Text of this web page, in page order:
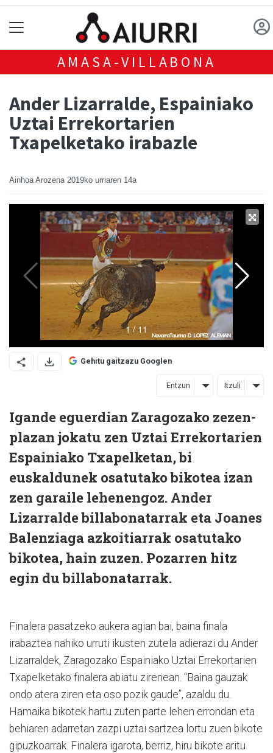
AMASA-VILLABONA
Ander Lizarralde, Espainiako
Uztai Errekortarien
Txapelketako irabazle
Ainhoa Arozena 2019ko urriaren 14a
Gehitu gaitzazu Googlen
Entzun Itzuli
Igande eguerdian Zaragozako zezen-
plazan jokatu zen Uztai Errekortarien
Espainiako Txapelketan, bi
euskaldunek osatutako bikotea izan
zen garaile lehenengoz. Ander
Lizarralde billabonatarrak eta Joanes
Balenziaga azkoitiarrak osatutako
bikotea, hain zuzen. Pozarren hitz
egin du billabonatarrak.
Finalera pasatzeko aukera agian bai, baina finala
irabaztea nahiko urruti ikusten zutela adierazi du Ander
Lizarraldek, Zaragozako Espainiako Uztai Errekortarien
Txapelketako finalera abiatu zirenean. “Baina gauzak
ondo atera ziren eta oso pozik gaude”, azaldu du.
Hamaika bikotek hartu zuten parte lehen errondan eta
behiaren adarretan zazpi uztai sartzea lortu zuen bikote
gipuzkoarrak. Finalera igarota, berriz, hiru bikote aritu